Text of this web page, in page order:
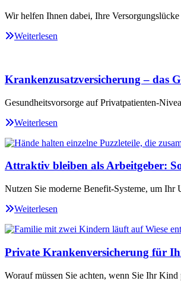
Wir helfen Ihnen dabei, Ihre
Weiterlesen
Krankenzusatzversicherung – das
Gesundheitsvorsorge auf Privatpatienten-
Weiterlesen
Attraktiv bleiben als Arbeitgeber:
Nutzen Sie moderne Benefit-Systeme, um Ihr
Weiterlesen
Private Krankenversicherung für
Worauf müssen Sie achten, wenn Sie Ihr